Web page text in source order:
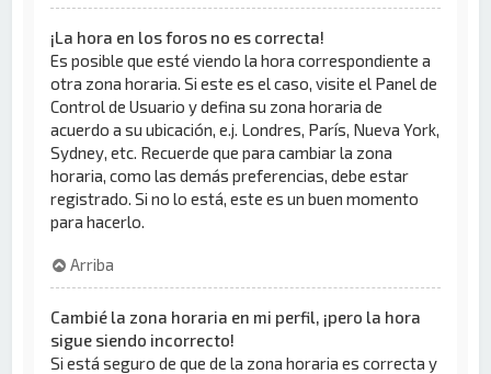
¡La hora en los foros no es correcta!
Es posible que esté viendo la hora correspondiente a
otra zona horaria. Si este es el caso, visite el Panel de
Control de Usuario y defina su zona horaria de
acuerdo a su ubicación, e.j. Londres, París, Nueva York,
Sydney, etc. Recuerde que para cambiar la zona
horaria, como las demás preferencias, debe estar
registrado. Si no lo está, este es un buen momento
para hacerlo.
Arriba
Cambié la zona horaria en mi perfil, ¡pero la hora
sigue siendo incorrecto!
Si está seguro de que de la zona horaria es correcta y